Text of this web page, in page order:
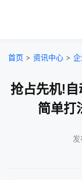
首页 > 资讯中心 >
抢占先机!自
简单打